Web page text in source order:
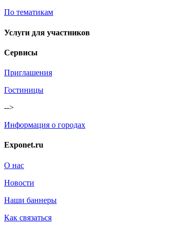
По тематикам
Услуги для участников
Сервисы
Приглашения
Гостиницы
-->
Информация о городах
Exponet.ru
О нас
Новости
Наши баннеры
Как связаться